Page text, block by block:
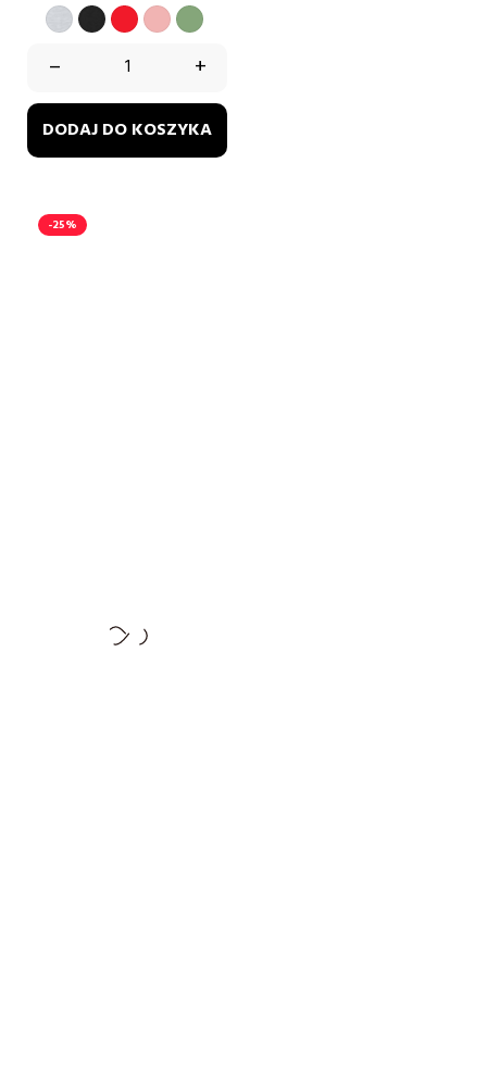
SZARYCZARNYCZERWONY
PUDROWY
ZIELONY
– +
DODAJ DO KOSZYKA
-25%